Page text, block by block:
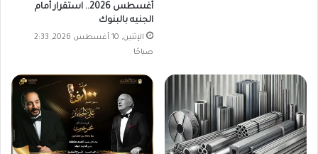
أغسطس 2026.. استقرار أمام
الجنيه بالبنوك
الإثنين, 10 أغسطس 2026, 2:33
صباحًا